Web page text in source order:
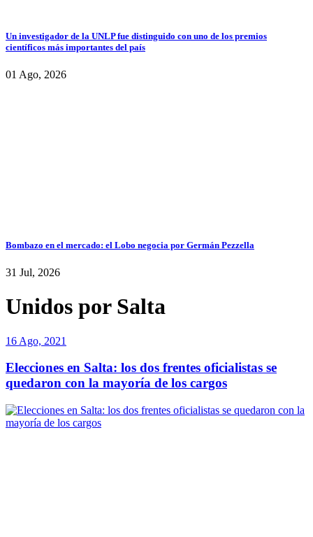
Un investigador de la UNLP fue distinguido con uno de los premios
científicos más importantes del país
01 Ago, 2026
Bombazo en el mercado: el Lobo negocia por Germán Pezzella
31 Jul, 2026
Unidos por Salta
16 Ago, 2021
Elecciones en Salta: los dos frentes oficialistas se
quedaron con la mayoría de los cargos